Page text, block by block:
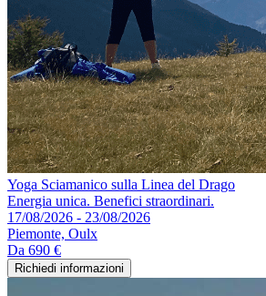
Yoga Sciamanico sulla Linea del Drago
Energia unica. Benefici straordinari.
17/08/2026 - 23/08/2026
Piemonte, Oulx
Da 690 €
Richiedi informazioni